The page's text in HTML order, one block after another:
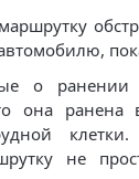
о
она
не